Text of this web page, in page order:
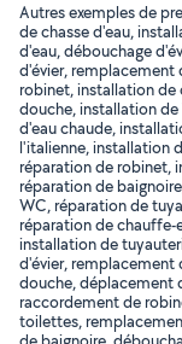
Autres exemples de
de chasse d'eau,
d'eau, débouchage
d'évier, remplacement
robinet, installation
douche, installation
d'eau chaude,
l'italienne, installation
réparation de robinet,
réparation de
WC, réparation de
réparation de chauffe-
installation de
d'évier, remplacement
douche, déplacement
raccordement de
toilettes,